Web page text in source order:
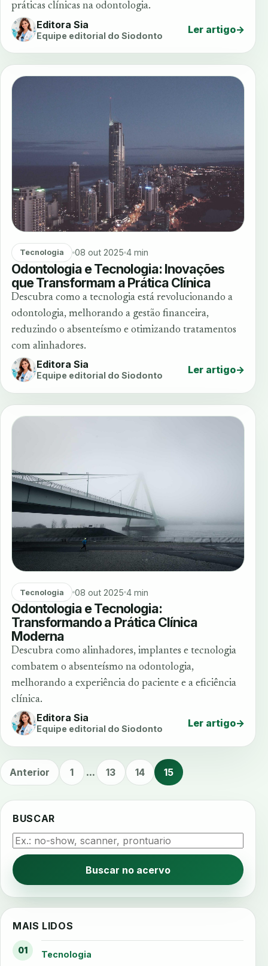
práticas clínicas na odontologia.
Editora Sia
Equipe editorial do Siodonto Ler artigo→
Tecnologia 08 out 2025 4 min
Odontologia e Tecnologia: Inovações
que Transformam a Prática Clínica
Descubra como a tecnologia está revolucionando a
odontologia, melhorando a gestão financeira,
reduzindo o absenteísmo e otimizando tratamentos
com alinhadores.
Editora Sia
Equipe editorial do Siodonto Ler artigo→
Tecnologia 08 out 2025 4 min
Odontologia e Tecnologia:
Transformando a Prática Clínica
Moderna
Descubra como alinhadores, implantes e tecnologia
combatem o absenteísmo na odontologia,
melhorando a experiência do paciente e a eficiência
clínica.
Editora Sia
Equipe editorial do Siodonto Ler artigo→
Anterior 1 ... 13 14 15
BUSCAR
Buscar no acervo
MAIS LIDOS
01 Tecnologia